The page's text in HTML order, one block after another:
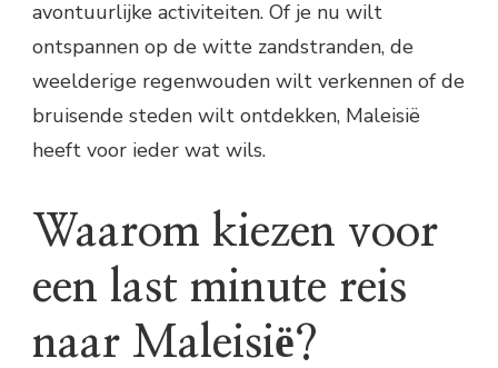
avontuurlijke activiteiten. Of je nu wilt
ontspannen op de witte zandstranden, de
weelderige regenwouden wilt verkennen of de
bruisende steden wilt ontdekken, Maleisië
heeft voor ieder wat wils.
Waarom kiezen voor
een last minute reis
naar Maleisië?